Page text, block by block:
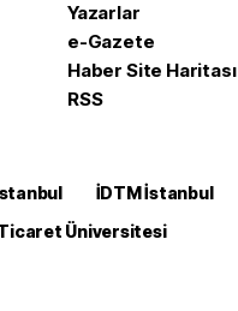
Yazarlar
e-Gazete
Haber Site Haritası
RSS
İDTM İstanbul
Üniversitesi